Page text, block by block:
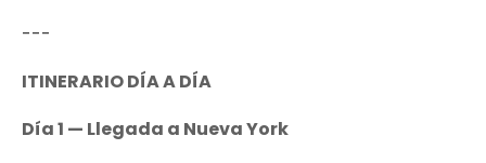
---
ITINERARIO DÍA A DÍA
Día 1 — Llegada a Nueva York